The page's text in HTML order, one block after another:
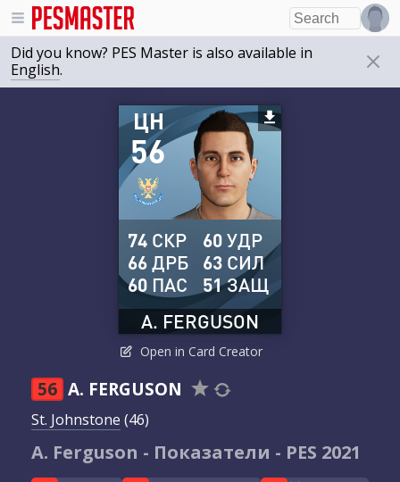
Did you know? PES Master is also available in
English.
56
ЦН
A. FERGUSON
74 СКР
66ДРБ
60 ПАС
60УДР
63 СИЛ
51ЗАЩ
Open in Card Creator
56 A. FERGUSON
St. Johnstone (46)
A. Ferguson - Показатели - PES 2021